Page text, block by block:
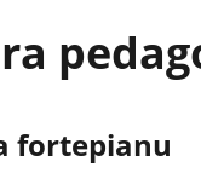
fortepianu